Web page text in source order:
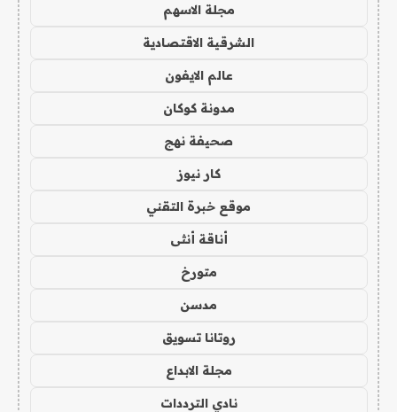
مجلة الاسهم
الشرقية الاقتصادية
عالم الايفون
مدونة كوكان
صحيفة نهج
كار نيوز
موقع خبرة التقني
أناقة أنثى
متورخ
مدسن
روتانا تسويق
مجلة الابداع
نادي الترددات